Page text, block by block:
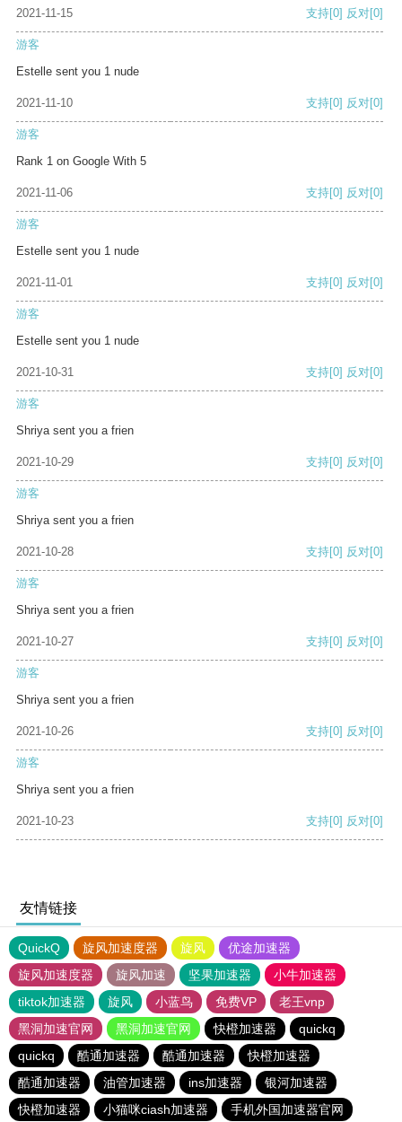
2021-11-15 支持[0] 反对[0]
游客
Estelle sent you 1 nude
2021-11-10 支持[0] 反对[0]
游客
Rank 1 on Google With 5
2021-11-06 支持[0] 反对[0]
游客
Estelle sent you 1 nude
2021-11-01 支持[0] 反对[0]
游客
Estelle sent you 1 nude
2021-10-31 支持[0] 反对[0]
游客
Shriya sent you a frien
2021-10-29 支持[0] 反对[0]
游客
Shriya sent you a frien
2021-10-28 支持[0] 反对[0]
游客
Shriya sent you a frien
2021-10-27 支持[0] 反对[0]
游客
Shriya sent you a frien
2021-10-26 支持[0] 反对[0]
游客
Shriya sent you a frien
2021-10-23 支持[0] 反对[0]
友情链接
QuickQ 旋风加速度器 旋风
优途加速器
旋风加速度器
旋风加速 坚果加速器
小牛加速器
tiktok加速器
旋风 小蓝鸟 免费VP
老王vnp
黑洞加速官网
黑洞加速官网 快橙加速器
quickq
quickq
酷通加速器 酷通加速器
快橙加速器
酷通加速器
油管加速器 ins加速器
银河加速器
快橙加速器
小猫咪ciash加速器 手机外国加速器官网